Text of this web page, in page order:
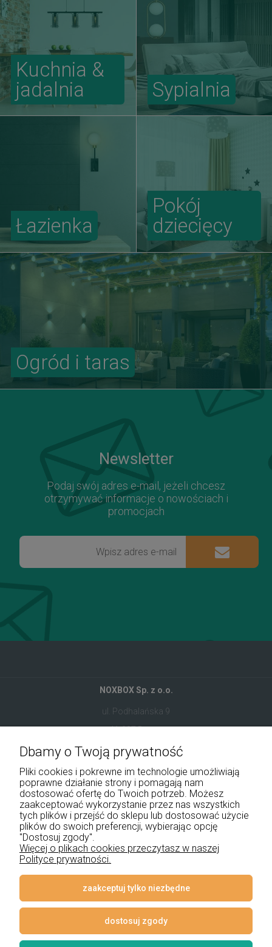
Kuchnia &
jadalnia
Sypialnia
Ogród i taras
Łazienka
Pokój
dziecięcy
Newsletter
Podaj swój adres e-mail, jeżeli chcesz
otrzymywać informacje o nowościach i
promocjach
NOXBOX Sp. z o.o.
ul. Podhalańska 9
41-907 Bytom
+48 534 555 344
sklep@noxbox.pl
Pomoc
Płatności i dostawa
Informacje
O nas
Dbamy o Twoją prywatność
Pliki cookies i pokrewne im technologie umożliwiają
poprawne działanie strony i pomagają nam
dostosować ofertę do Twoich potrzeb. Możesz
zaakceptować wykorzystanie przez nas wszystkich
tych plików i przejść do sklepu lub dostosować użycie
plików do swoich preferencji, wybierając opcję
"Dostosuj zgody".
Więcej o plikach cookies przeczytasz w naszej
Polityce prywatności.
zaakceptuj tylko niezbędne
dostosuj zgody